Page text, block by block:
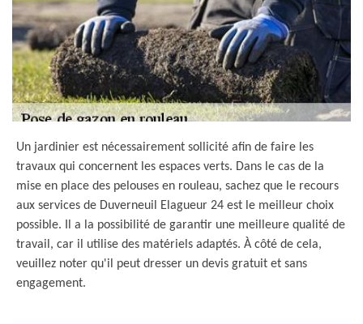
Un jardinier est nécessairement sollicité afin de faire les
travaux qui concernent les espaces verts. Dans le cas de la
mise en place des pelouses en rouleau, sachez que le recours
aux services de Duverneuil Elagueur 24 est le meilleur choix
possible. Il a la possibilité de garantir une meilleure qualité de
travail, car il utilise des matériels adaptés. À côté de cela,
veuillez noter qu'il peut dresser un devis gratuit et sans
engagement.